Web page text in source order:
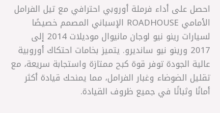
احصل على أداء فرملة أوروبي احترافي مع تيل الفرامل
الأمامي ROADHOUSE الإسباني المصمم خصيصًا
لسيارات رينو نيو لوجان مانيوال موديلات 2014 إلى
2017 ورينو نيو سانديرو. يتميز بخامات احتكاك أوروبية
عالية الجودة توفر قوة كبح ممتازة واستجابة سريعة، مع
تقليل الضوضاء وغبار الفرامل، مما يمنحك قيادة أكثر
أمانًا وثباتًا في جميع ظروف القيادة.